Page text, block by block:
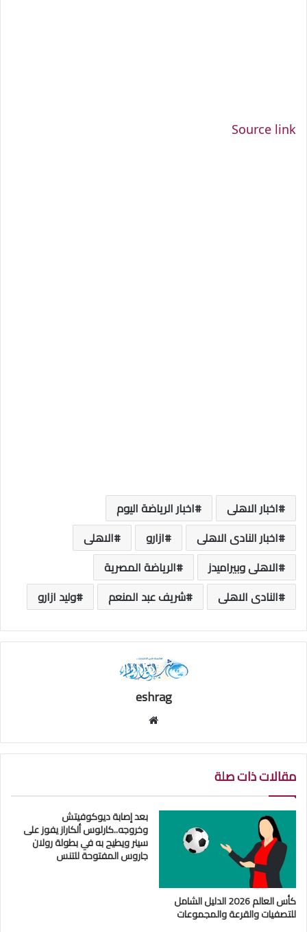
Source link
اخبار الاهلى
اخبار الرياضة اليوم
اخبار النادى الاهلى
ازارو
الاهلى
الاهلى وبيراميدز
الرياضة المصرية
النادى الاهلى
شريف عبد المنعم وليد ازارو
eshrag
مقالات ذات صلة
كأس العالم 2026 الدليل الشامل
للتصفيات والقرعة والمجموعات
بعد إصابة ديوكوفيتش
وخروجه..كارلوس ألكاراز يفوز على
سينر ويطيح به في بطولة رولان
جاروس المفتوحة للتنس